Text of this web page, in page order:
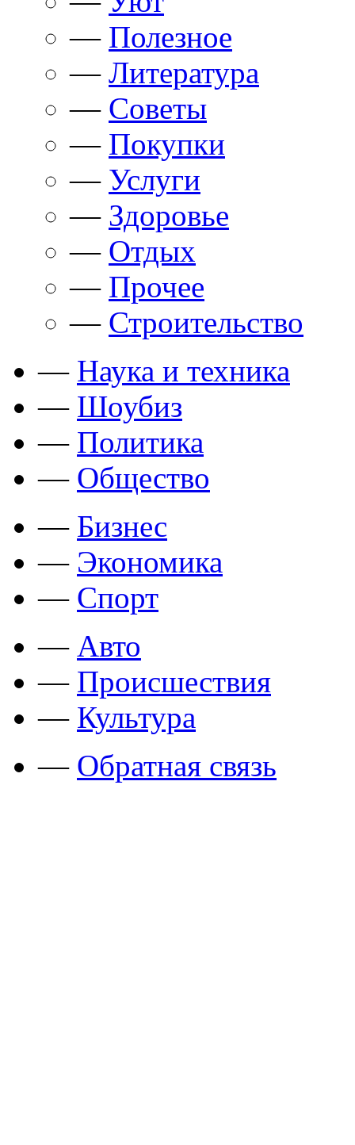
— Полезное
— Литература
— Советы
— Покупки
— Услуги
— Здоровье
— Отдых
— Прочее
— Строительство
— Наука и техника
— Шоубиз
— Политика
— Общество
— Бизнес
— Экономика
— Спорт
— Авто
— Происшествия
— Культура
— Обратная связь